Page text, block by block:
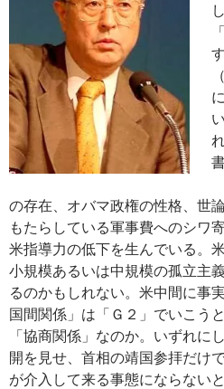
の存在、オバマ政権の性格、世
もたらしている軍事費へのシワ
米指導力の低下を生んでいる。
小規模あるいは中規模の孤立主
るのかもしれない。米中間に事
国間関係」は「Ｇ２」でいこう
「協商関係」なのか。いずれに
開を見せ、首相の靖国参拝だけ
が介入して来る事態にならない